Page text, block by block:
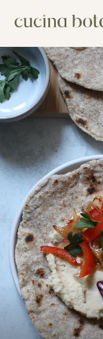
Shop
Chi siamo
Contatti